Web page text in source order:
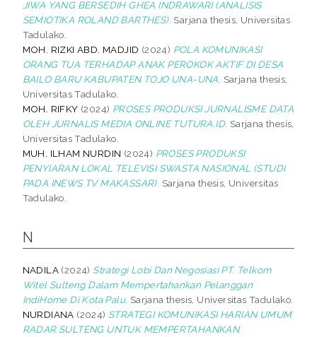
JIWA YANG BERSEDIH GHEA INDRAWARI (ANALISIS
SEMIOTIKA ROLAND BARTHES). Sarjana thesis, Universitas
Tadulako.
MOH. RIZKI ABD. MADJID (2024) POLA KOMUNIKASI
ORANG TUA TERHADAP ANAK PEROKOK AKTIF DI DESA
BAILO BARU KABUPATEN TOJO UNA-UNA. Sarjana thesis,
Universitas Tadulako.
MOH. RIFKY (2024) PROSES PRODUKSI JURNALISME DATA
OLEH JURNALIS MEDIA ONLINE TUTURA.ID. Sarjana thesis,
Universitas Tadulako.
MUH. ILHAM NURDIN (2024) PROSES PRODUKSI
PENYIARAN LOKAL TELEVISI SWASTA NASIONAL (STUDI
PADA INEWS TV MAKASSAR). Sarjana thesis, Universitas
Tadulako.
N
NADILA (2024) Strategi Lobi Dan Negosiasi PT. Telkom
Witel Sulteng Dalam Mempertahankan Pelanggan
IndiHome Di Kota Palu. Sarjana thesis, Universitas Tadulako.
NURDIANA (2024) STRATEGI KOMUNIKASI HARIAN UMUM
RADAR SULTENG UNTUK MEMPERTAHANKAN